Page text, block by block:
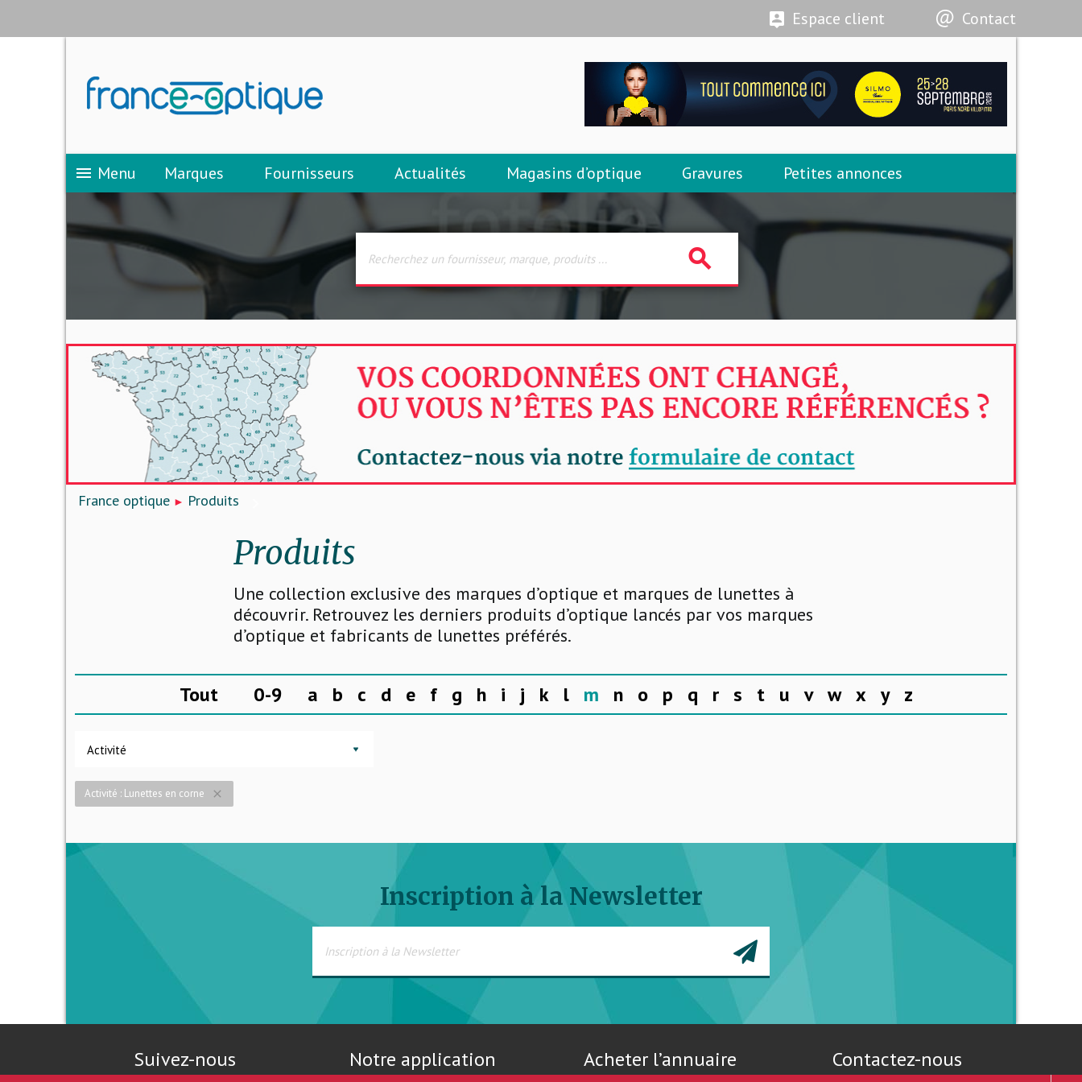
Espace client Contact
menu Menu Marques Fournisseurs Actualités Magasins d’optique Gravures Petites annonces
search
France optique Produits
Produits
Une collection exclusive des marques d’optique et marques de lunettes à
découvrir. Retrouvez les derniers produits d’optique lancés par vos marques
d’optique et fabricants de lunettes préférés.
Tout 0-9 a b c d e f g h i j k l m n o p q r s t u v w x y z
Activité
Activité : Lunettes en corne close
Inscription à la Newsletter
Suivez-nous Notre application Acheter l’annuaire Contactez-nous